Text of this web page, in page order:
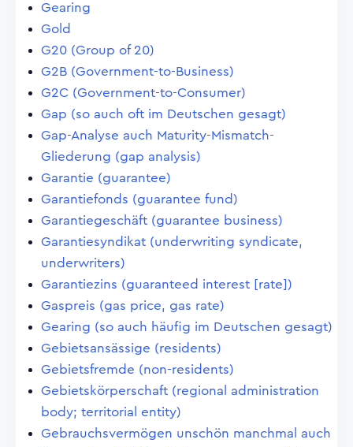
Gearing
Gold
G20 (Group of 20)
G2B (Government-to-Business)
G2C (Government-to-Consumer)
Gap (so auch oft im Deutschen gesagt)
Gap-Analyse auch Maturity-Mismatch-
Gliederung (gap analysis)
Garantie (guarantee)
Garantiefonds (guarantee fund)
Garantiegeschäft (guarantee business)
Garantiesyndikat (underwriting syndicate,
underwriters)
Garantiezins (guaranteed interest [rate])
Gaspreis (gas price, gas rate)
Gearing (so auch häufig im Deutschen gesagt)
Gebietsansässige (residents)
Gebietsfremde (non-residents)
Gebietskörperschaft (regional administration
body; territorial entity)
Gebrauchsvermögen unschön manchmal auch